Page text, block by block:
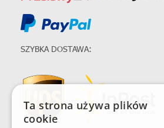
SZYBKA DOSTAWA:
Ta strona używa plików
cookie